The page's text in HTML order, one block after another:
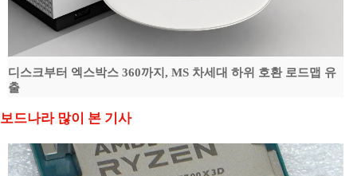
디스크부터 엑스박스 360까지, MS 차세대 하위 호환 로드맵 유
출
보드나라 많이 본 기사